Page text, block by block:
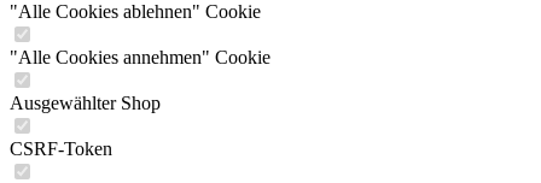
"Alle Cookies ablehnen" Cookie
"Alle Cookies annehmen" Cookie
Ausgewählter Shop
CSRF-Token